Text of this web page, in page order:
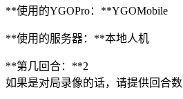
**使用的YGOPro：**YGOMobile
**使用的服务器：**本地人机
**第几回合：**2
如果是对局录像的话，请提供回合数